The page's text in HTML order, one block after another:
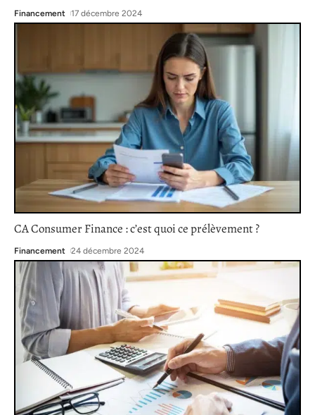
Financement 17 décembre 2024
CA Consumer Finance : c’est quoi ce prélèvement ?
Financement 24 décembre 2024